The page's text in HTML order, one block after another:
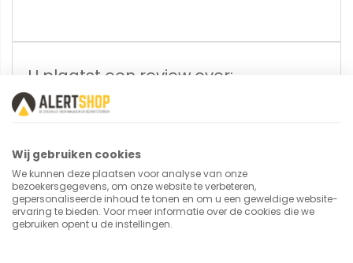
U plaatst een review over:
Samenvatting
Wij gebruiken cookies
We kunnen deze plaatsen voor analyse van onze
bezoekersgegevens, om onze website te verbeteren,
gepersonaliseerde inhoud te tonen en om u een geweldige website-
ervaring te bieden. Voor meer informatie over de cookies die we
gebruiken opent u de instellingen.